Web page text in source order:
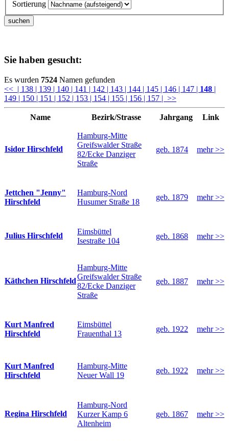
Sortierung
Sie haben gesucht:
Es wurden 7524 Namen gefunden
<< | 138 | 139 | 140 | 141 | 142 | 143 | 144 | 145 | 146 | 147 | 148 |
149 | 150 | 151 | 152 | 153 | 154 | 155 | 156 | 157 | >>
Name Bezirk/Strasse Jahrgang Link
Isidor Hirschfeld
Hamburg-Mitte
Greifswalder Straße
82/Ecke Danziger
Straße
geb. 1874 mehr >>
Jettchen "Jenny"
Hirschfeld
Hamburg-Nord
Husumer Straße 18
geb. 1879 mehr >>
Julius Hirschfeld
Eimsbüttel
Isestraße 104
geb. 1868 mehr >>
Käthchen Hirschfeld
Hamburg-Mitte
Greifswalder Straße
82/Ecke Danziger
Straße
geb. 1887 mehr >>
Kurt Manfred
Hirschfeld
Eimsbüttel
Frauenthal 13
geb. 1922 mehr >>
Kurt Manfred
Hirschfeld
Hamburg-Mitte
Neuer Wall 19
geb. 1922 mehr >>
Regina Hirschfeld
Hamburg-Nord
Kurzer Kamp 6
Altenheim
geb. 1867 mehr >>